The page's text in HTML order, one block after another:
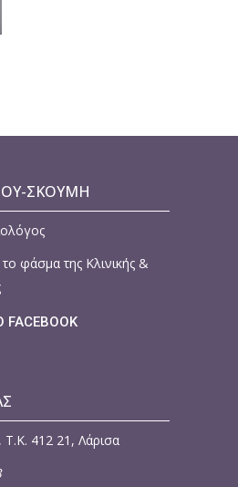
ΣΚΟΥΜΉ
φάσμα της Κλινικής &
412 21, Λάρισα